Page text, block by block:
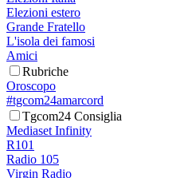
Elezioni estero
Grande Fratello
L'isola dei famosi
Amici
Rubriche
Oroscopo
#tgcom24amarcord
Tgcom24 Consiglia
Mediaset Infinity
R101
Radio 105
Virgin Radio